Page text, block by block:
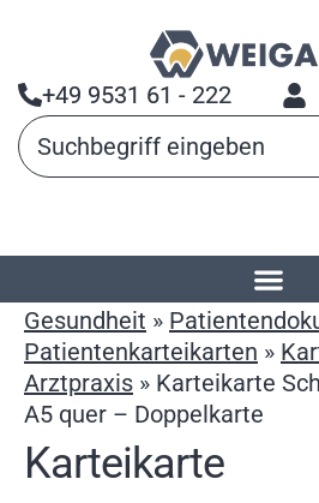
+49 9531 61 - 222
»
Gesundheit »
Patientenkarteikarten »
Arztpraxis » Karteikarte
A5 quer – Doppelkarte
Karteikarte